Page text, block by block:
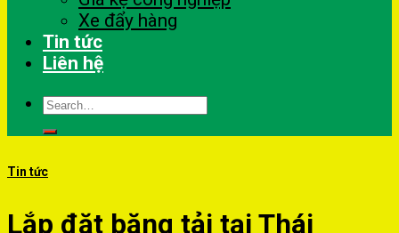
Xe đẩy hàng
Tin tức
Liên hệ
Search
Tin tức
Lắp đặt băng tải tại Thái